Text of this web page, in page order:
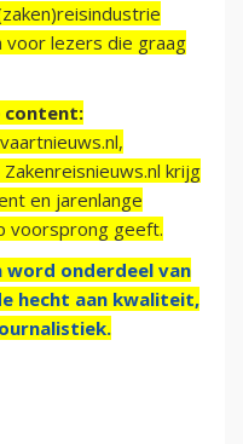
voor lezers die graag
content:
krijg
en jarenlange
voorsprong geeft.
word onderdeel van
hecht aan kwaliteit,